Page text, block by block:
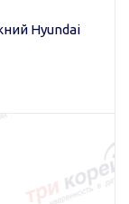
Hyundai